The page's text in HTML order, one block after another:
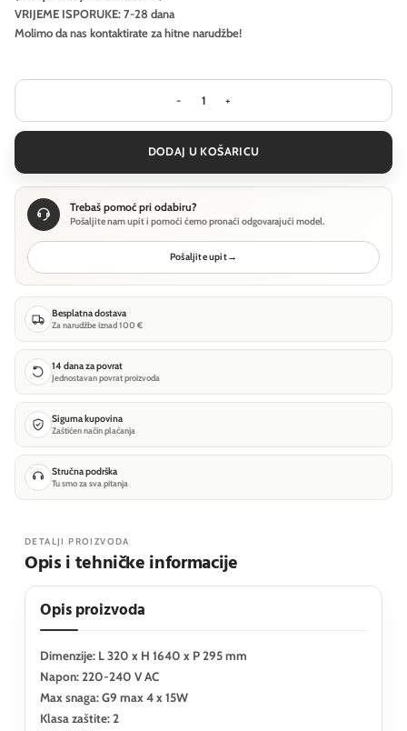
VRIJEME ISPORUKE: 7-28 dana
Molimo da nas kontaktirate za hitne narudžbe!
Podna lampa Ideal Lux PERLAGE
DODAJ U KOŠARICU
Trebaš pomoć pri odabiru?
Pošaljite nam upit i pomoći ćemo pronaći odgovarajući model.
Pošaljite upit→
Besplatna dostava
Za narudžbe iznad 100 €
14 dana za povrat
Jednostavan povrat proizvoda
Sigurna kupovina
Zaštićen način plaćanja
Stručna podrška
Tu smo za sva pitanja
DETALJI PROIZVODA
Opis i tehničke informacije
Opis proizvoda
Dimenzije: L 320 x H 1640 x P 295 mm
Napon: 220-240 V AC
Max snaga: G9 max 4 x 15W
Klasa zaštite: 2